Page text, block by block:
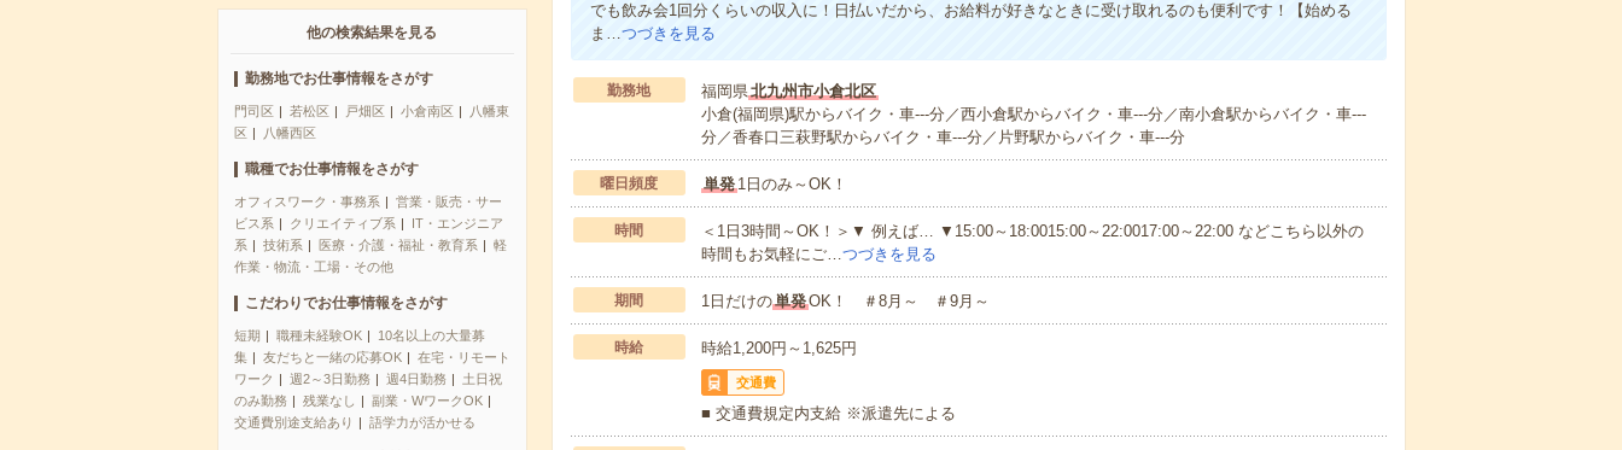
他の検索結果を見る
勤務地でお仕事情報をさがす
門司区 若松区 戸畑区 小倉南区
八幡東
区
八幡西区
職種でお仕事情報をさがす
オフィスワーク・事務系
営業・販売・サー
ビス系
クリエイティブ系
IT・エンジニア
系
技術系 医療・介護・福祉・教育系
軽
作業・物流・工場・その他
こだわりでお仕事情報をさがす
短期 職種未経験OK
10名以上の大量募
集
友だちと一緒の応募OK
在宅・リモート
ワーク
週2～3日勤務 週4日勤務
土日祝
のみ勤務
残業なし
副業・WワークOK
交通費別途支給あり
語学力が活かせる
でも飲み会1回分くらいの収入に！日払いだから、お給料が好きなときに受け取れるのも便利です！【始める
ま…つづきを見る
勤務地 福岡県北九州市小倉北区
小倉(福岡県)駅からバイク・車---分／西小倉駅からバイク・車---分／南小倉駅からバイク・車---
分／香春口三萩野駅からバイク・車---分／片野駅からバイク・車---分
曜日頻度 単発1日のみ～OK！
時間
＜1日3時間～OK！＞▼ 例えば… ▼15:00～18:0015:00～22:0017:00～22:00 などこちら以外の
時間もお気軽にご…つづきを見る
期間 1日だけの単発OK！ ＃8月～ ＃9月～
時給 時給1,200円～1,625円
交通費
■ 交通費規定内支給 ※派遣先による